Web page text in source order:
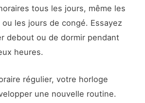
tous les jours, même les
les jours de congé. Essayez
debout ou de dormir pendant
heures.
régulier, votre horloge
une nouvelle routine.